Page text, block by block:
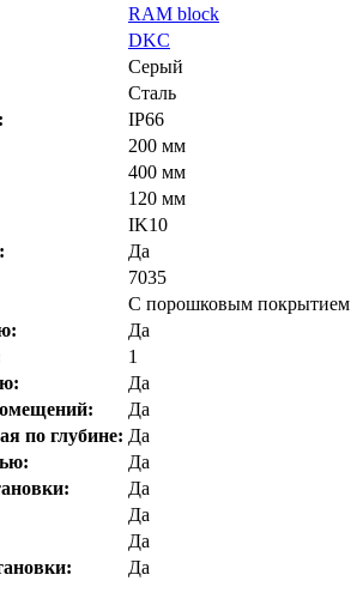
RAM block
DKC
Серый
Сталь
IP66
200 мм
400 мм
120 мм
IK10
Да
7035
С порошковым покрытием
Да
1
Да
Да
по глубине: Да
Да
Да
Да
Да
Да